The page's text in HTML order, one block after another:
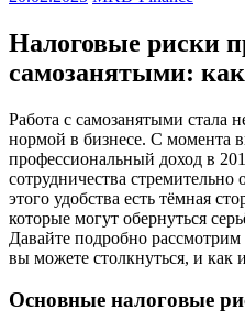
Налоговые риски
самозанятыми:
Работа с самозанятыми стала
нормой в бизнесе. С момента
профессиональный доход в
сотрудничества
этого удобства есть тёмная
которые могут обернуться
Давайте подробно
вы можете столкнуться, и как
Основные налоговые